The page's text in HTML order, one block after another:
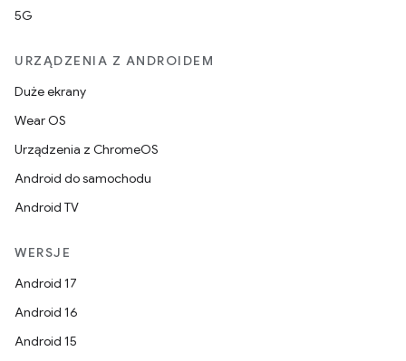
5G
URZĄDZENIA Z ANDROIDEM
Duże ekrany
Wear OS
Urządzenia z ChromeOS
Android do samochodu
Android TV
WERSJE
Android 17
Android 16
Android 15